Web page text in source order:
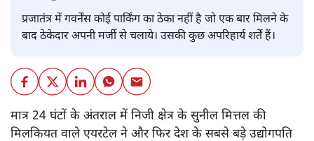
प्रजातंत्र में गवर्नेंस कोई पार्किंग का ठेका नहीं है जो एक बार मिलने के
बाद ठेकेदार अपनी मर्जी से चलाये। उसकी कुछ अपरिहार्य शर्तें हैं।
मात्र 24 घंटों के अंतराल में निजी क्षेत्र के सुनील मित्तल की
मिलकियत वाले एयरटेल ने और फिर देश के सबसे बड़े उद्योगपति